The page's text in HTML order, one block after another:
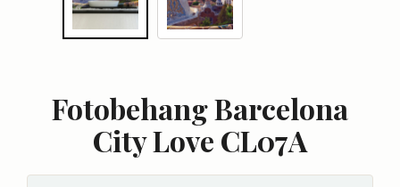
Fotobehang Barcelona
City Love CL07A